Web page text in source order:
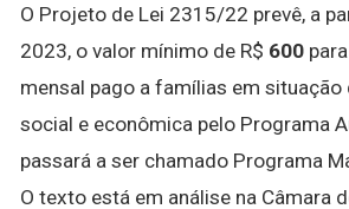
O Projeto de Lei 2315/22 prevê, a
2023, o valor mínimo de R$ 600
mensal pago a famílias em situação
social e econômica pelo Programa
passará a ser chamado Programa
O texto está em análise na Câmara